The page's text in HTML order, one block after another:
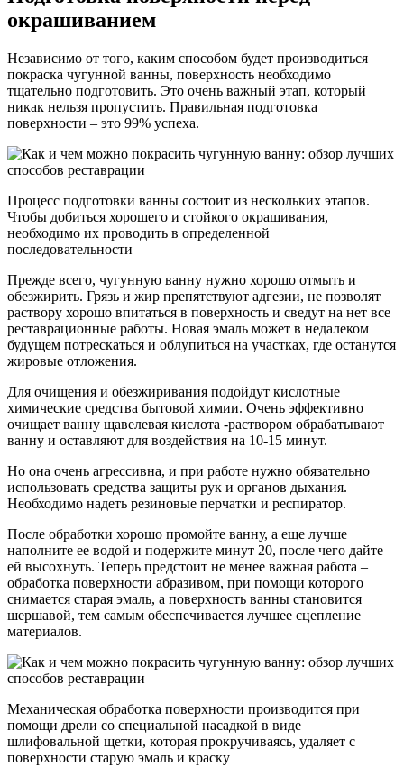
окрашиванием
Независимо от того, каким способом будет производиться
покраска чугунной ванны, поверхность необходимо
тщательно подготовить. Это очень важный этап, который
никак нельзя пропустить. Правильная подготовка
поверхности – это 99% успеха.
Процесс подготовки ванны состоит из нескольких этапов.
Чтобы добиться хорошего и стойкого окрашивания,
необходимо их проводить в определенной
последовательности
Прежде всего, чугунную ванну нужно хорошо отмыть и
обезжирить. Грязь и жир препятствуют адгезии, не позволят
раствору хорошо впитаться в поверхность и сведут на нет все
реставрационные работы. Новая эмаль может в недалеком
будущем потрескаться и облупиться на участках, где останутся
жировые отложения.
Для очищения и обезжиривания подойдут кислотные
химические средства бытовой химии. Очень эффективно
очищает ванну щавелевая кислота -раствором обрабатывают
ванну и оставляют для воздействия на 10-15 минут.
Но она очень агрессивна, и при работе нужно обязательно
использовать средства защиты рук и органов дыхания.
Необходимо надеть резиновые перчатки и респиратор.
После обработки хорошо промойте ванну, а еще лучше
наполните ее водой и подержите минут 20, после чего дайте
ей высохнуть. Теперь предстоит не менее важная работа –
обработка поверхности абразивом, при помощи которого
снимается старая эмаль, а поверхность ванны становится
шершавой, тем самым обеспечивается лучшее сцепление
материалов.
Механическая обработка поверхности производится при
помощи дрели со специальной насадкой в виде
шлифовальной щетки, которая прокручиваясь, удаляет с
поверхности старую эмаль и краску